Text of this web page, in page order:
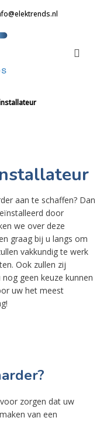
aan te schaffen? Dan
door
we over deze
graag bij u langs om
vakkundig te werk
Ook zullen zij
geen keuze kunnen
uw het meest
zorgen dat uw
van een